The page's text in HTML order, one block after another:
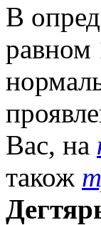
В
равном
Вас, на
також